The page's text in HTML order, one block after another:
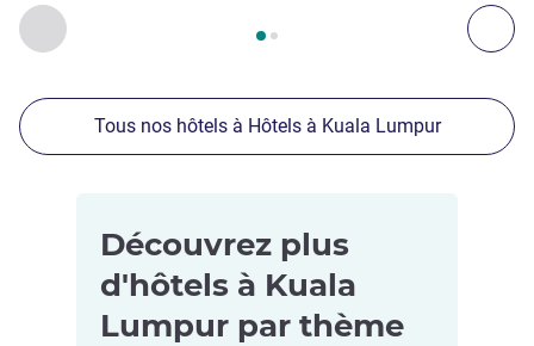
Précédent - Nos autres établissements à proximité
Page , Nos autres établissements à proximité 1 :,
Tous nos hôtels à Hôtels à Kuala Lumpur
Découvrez plus
d'hôtels à Kuala
Lumpur par thème